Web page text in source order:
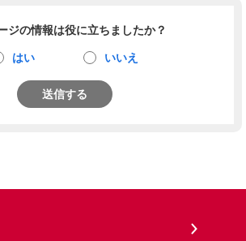
ジの情報は役に立ちましたか？
はい いいえ
送信する